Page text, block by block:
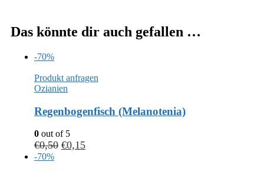
Das könnte dir auch gefallen …
-70%
Produkt anfragen
Ozianien
Regenbogenfisch (Melanotenia)
0 out of 5
€0,50 €0,15
-70%